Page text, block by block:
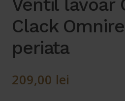
Ventil lavoar
Clack
periata
209,00 lei